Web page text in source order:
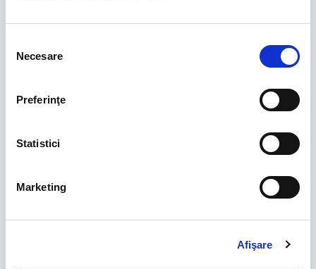
consimțământului
Necesare
Preferinţe
Statistici
Marketing
Afişare